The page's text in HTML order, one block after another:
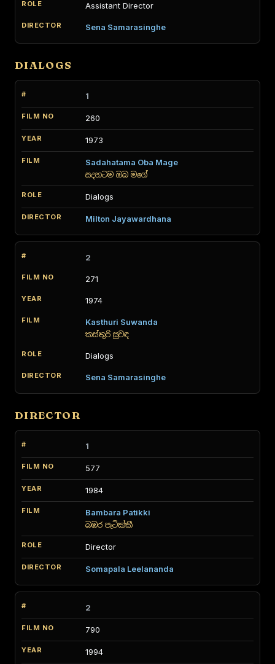
Assistant Director
Sena Samarasinghe
DIALOGS
1
260
1973
Sadahatama Oba Mage
සදහටම ඔබ මගේ
Dialogs
Milton Jayawardhana
2
271
1974
Kasthuri Suwanda
කස්තුරි සුවඳ
Dialogs
Sena Samarasinghe
DIRECTOR
1
577
1984
Bambara Patikki
බඹර පැටික්කී
Director
Somapala Leelananda
2
790
1994